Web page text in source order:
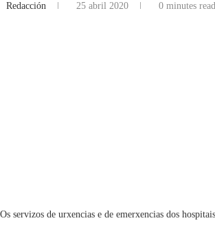
Redacción 25 abril 2020 0 minutes read
Os servizos de urxencias e de emerxencias dos